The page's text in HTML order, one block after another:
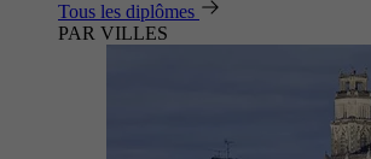
Tous les diplômes
PAR VILLES